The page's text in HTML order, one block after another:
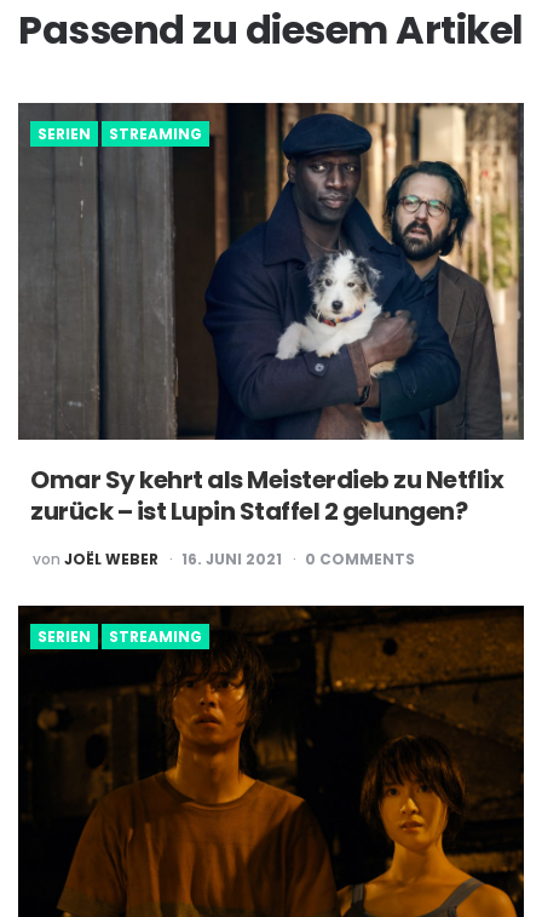
Passend zu diesem Artikel
SERIEN STREAMING
Omar Sy kehrt als Meisterdieb zu Netflix
zurück – ist Lupin Staffel 2 gelungen?
POSTED
BY
von JOËL WEBER 16. JUNI 2021 0 COMMENTS
SERIEN STREAMING